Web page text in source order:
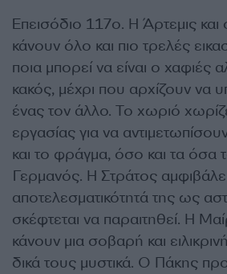
Eπεισόδιο 117o. Η Άρτεμις και
κάνουν όλο και πιο τρελές
ποια μπορεί να είναι ο χαφιές
κακός, μέχρι που αρχίζουν να
ένας τον άλλο. Το χωριό
εργασίας για να
και το φράγμα, όσο και τα όσα
Γερμανός. Η Στράτος
αποτελεσματικότητά της ως
σκέφτεται να παραιτηθεί. Η
κάνουν μια σοβαρή και
δικά τους μυστικά. Ο Πάκης